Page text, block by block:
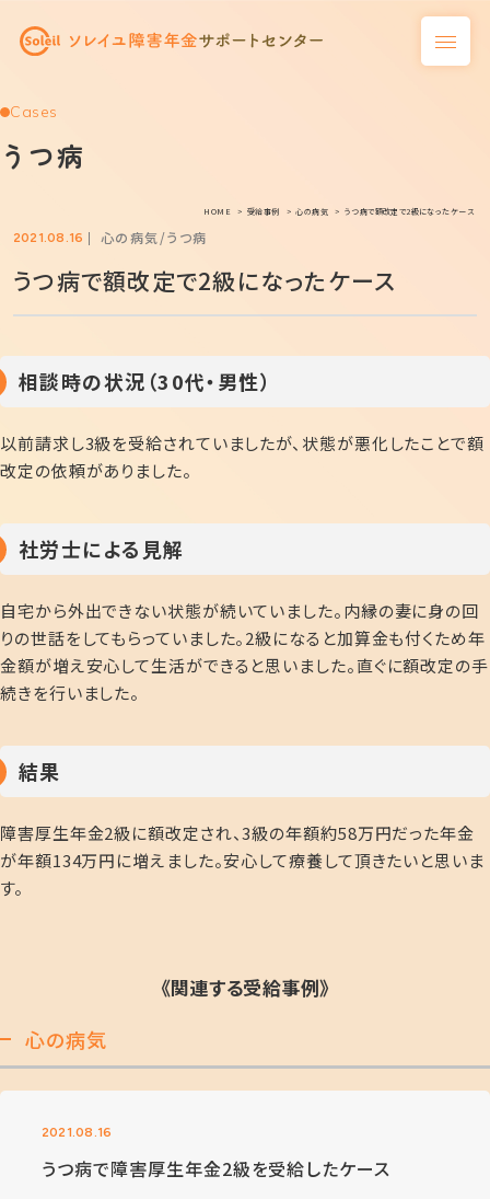
Cases
うつ病
HOME 受給事例 心の病気 うつ病で額改定で2級になったケース
2021.08.16 心の病気 うつ病
うつ病で額改定で2級になったケース
相談時の状況（30代・男性）
以前請求し3級を受給されていましたが、状態が悪化したことで額
改定の依頼がありました。
社労士による見解
自宅から外出できない状態が続いていました。内縁の妻に身の回
りの世話をしてもらっていました。2級になると加算金も付くため年
金額が増え安心して生活ができると思いました。直ぐに額改定の手
続きを行いました。
結果
障害厚生年金2級に額改定され、3級の年額約58万円だった年金
が年額134万円に増えました。安心して療養して頂きたいと思いま
す。
《関連する受給事例》
心の病気
2021.08.16
うつ病で障害厚生年金2級を受給したケース